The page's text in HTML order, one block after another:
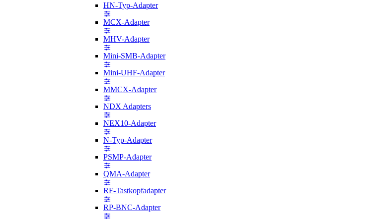
HN-Typ-Adapter
MCX-Adapter
MHV-Adapter
Mini-SMB-Adapter
Mini-UHF-Adapter
MMCX-Adapter
NDX Adapters
NEX10-Adapter
N-Typ-Adapter
PSMP-Adapter
QMA-Adapter
RF-Tastkopfadapter
RP-BNC-Adapter